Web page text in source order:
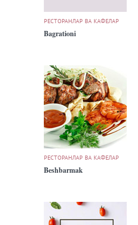
РЕСТОРАНЛАР ВА КАФЕЛАР
Bagrationi
РЕСТОРАНЛАР ВА КАФЕЛАР
Beshbarmak